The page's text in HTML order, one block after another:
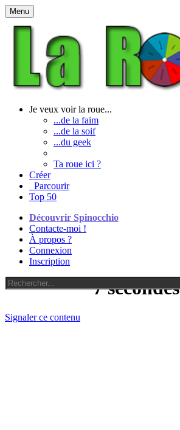
Menu
Je veux voir la roue...
...de la faim
...de la soif
...du geek
Ta roue ici ?
Créer
Parcourir
Top 50
Découvrir Spinocchio
Contacte-moi !
À propos ?
Connexion
Inscription
7 secondes
Signaler ce contenu